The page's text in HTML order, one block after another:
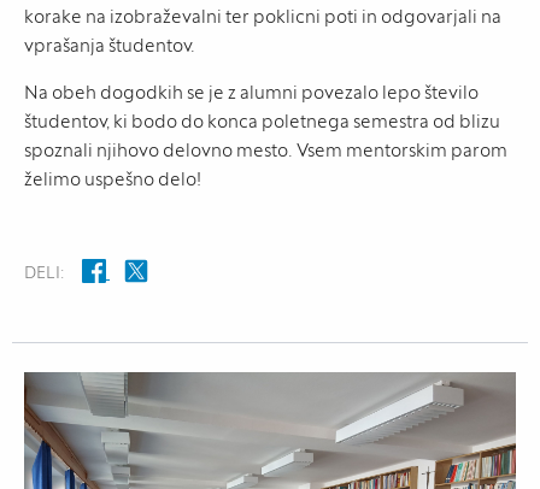
korake na izobraževalni ter poklicni poti in odgovarjali na
vprašanja študentov.
Na obeh dogodkih se je z alumni povezalo lepo število
študentov, ki bodo do konca poletnega semestra od blizu
spoznali njihovo delovno mesto. Vsem mentorskim parom
želimo uspešno delo!
DELI: